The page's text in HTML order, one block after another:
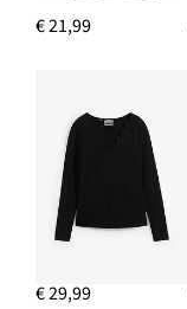
€ 21,99
€ 29,99